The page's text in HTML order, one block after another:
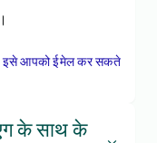
इसे आपको ईमेल कर सकते
के साथ के